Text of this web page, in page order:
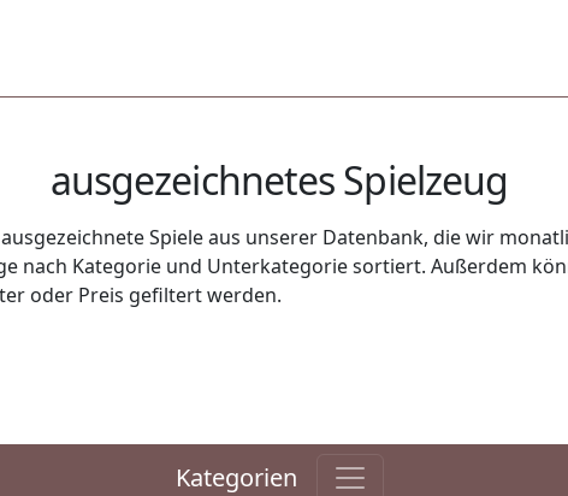
ausgezeichnetes Spielzeug
Spiele aus unserer Datenbank, die wir
nach Kategorie und Unterkategorie sortiert. Außerdem
oder Preis gefiltert werden.
Kategorien